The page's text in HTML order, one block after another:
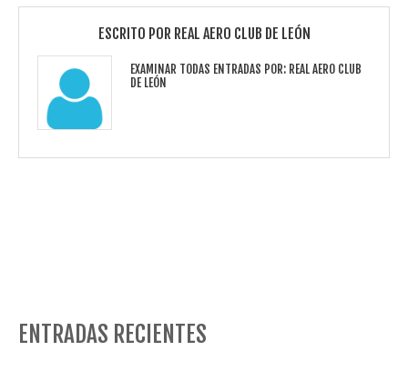
ESCRITO POR REAL AERO CLUB DE LEÓN
EXAMINAR TODAS ENTRADAS POR: REAL AERO CLUB
DE LEÓN
ENTRADAS RECIENTES